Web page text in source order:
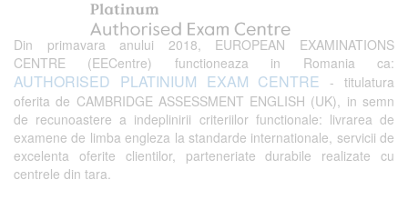
Din primavara anului 2018, EUROPEAN EXAMINATIONS
CENTRE (EECentre) functioneaza in Romania ca:
AUTHORISED PLATINIUM EXAM CENTRE - titulatura
oferita de CAMBRIDGE ASSESSMENT ENGLISH (UK), in semn
de recunoastere a indeplinirii criteriilor functionale: livrarea de
examene de limba engleza la standarde internationale, servicii de
excelenta oferite clientilor, parteneriate durabile realizate cu
centrele din tara.